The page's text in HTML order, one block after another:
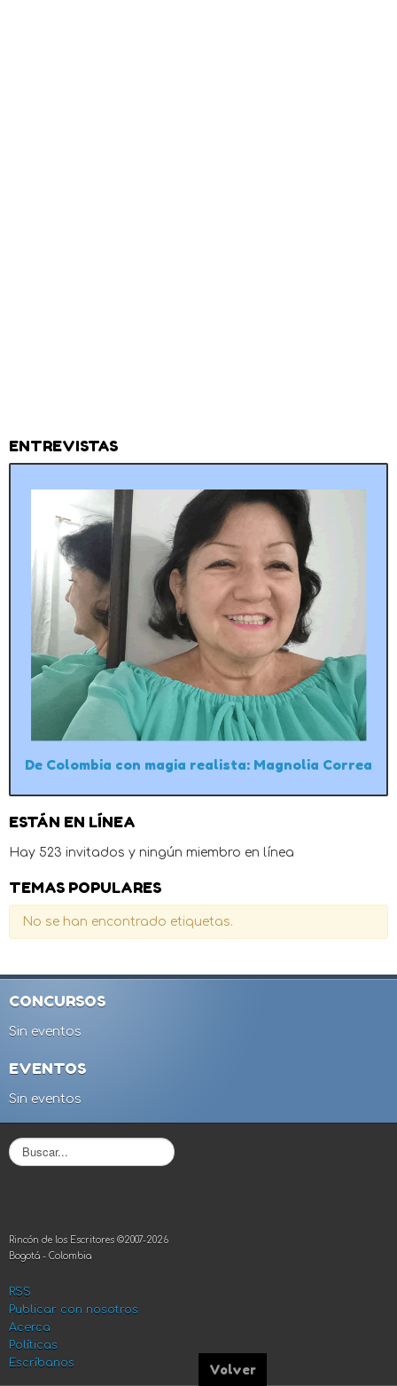
ENTREVISTAS
De Colombia con magia realista: Magnolia Correa
ESTÁN EN LÍNEA
Hay 523 invitados y ningún miembro en línea
TEMAS POPULARES
No se han encontrado etiquetas.
CONCURSOS
Sin eventos
EVENTOS
Sin eventos
B
u
r
.
.
Rincón de los Escritores ©2007-2026
Bogotá - Colombia
RSS
Publicar con nosotros
Acerca
Políticas
Escríbanos
Volver